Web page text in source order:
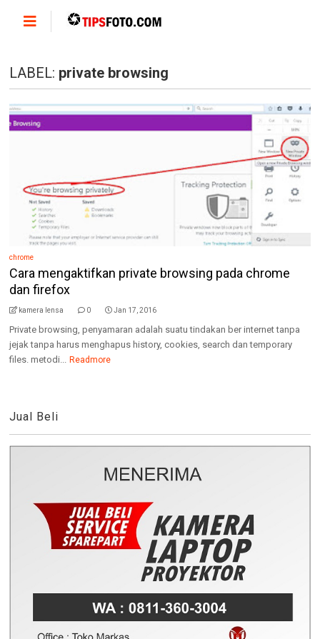
LABEL: private browsing
chrome
Cara mengaktifkan private browsing pada chrome
dan firefox
kamera lensa 0 Jan 17, 2016
Private browsing, penyamaran adalah suatu tindakan ber internet tanpa
jejak tanpa harus menghapus history, cookies, search dan temporary
files. metodi... Readmore
Jual Beli